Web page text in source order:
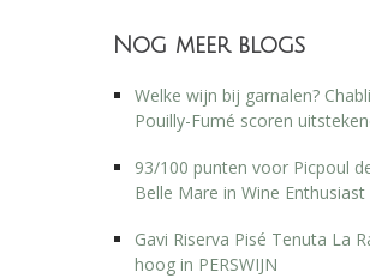
Nog meer blogs
Welke wijn bij garnalen?
Pouilly-Fumé scoren
93/100 punten voor Picpoul
Belle Mare in Wine Enthusiast
Gavi Riserva Pisé Tenuta La
hoog in PERSWIJN